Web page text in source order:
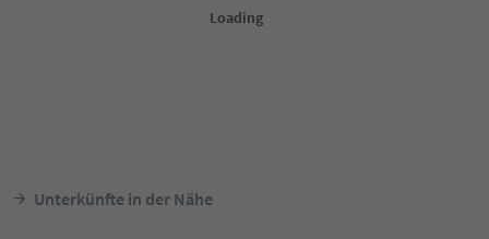
Unterkünfte in der Nähe